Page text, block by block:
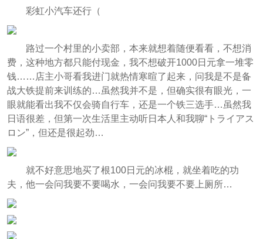
彩虹小汽车还行（
路过一个村里的小卖部，本来就想着随便看看，不想消
费，这种地方都只能付现金，我不想破开1000日元拿一堆零
钱……店主小哥看我进门就热情寒暄了起来，问我是不是备
战大铁提前来训练的…虽然我并不是，但确实很有眼光，一
眼就能看出我不仅会骑自行车，还是一个铁三选手…虽然我
日语很差，但第一次生活里主动听日本人和我聊“トライアス
ロン”，但还是很起劲…
就不好意思地买了根100日元的冰棍，就坐着吃的功
夫，他一会问我要不要喝水，一会问我要不要上厕所…